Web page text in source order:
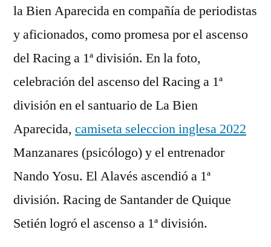
la Bien Aparecida en compañía de periodistas
y aficionados, como promesa por el ascenso
del Racing a 1ª división. En la foto,
celebración del ascenso del Racing a 1ª
división en el santuario de La Bien
Aparecida, camiseta seleccion inglesa 2022
Manzanares (psicólogo) y el entrenador
Nando Yosu. El Alavés ascendió a 1ª
división. Racing de Santander de Quique
Setién logró el ascenso a 1ª división.